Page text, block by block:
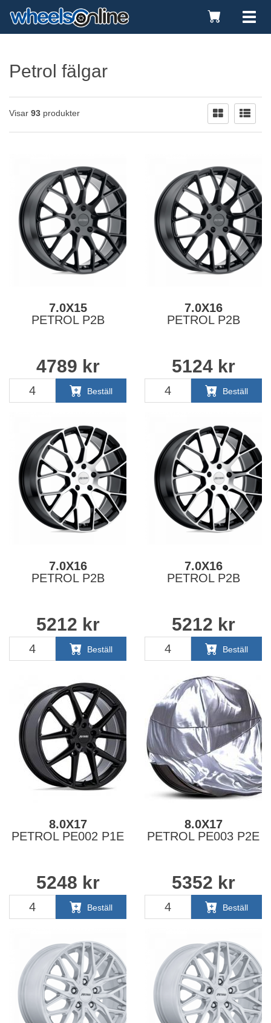
Toggle
Cart
Petrol fälgar
Visar 93 produkter
7.0X15
PETROL P2B
4789 kr
Beställ
7.0X16
PETROL P2B
5124kr
Beställ
7.0X16
PETROL P2B
5212 kr
Beställ
7.0X16
PETROL P2B
5212 kr
Beställ
8.0X17
PETROL PE002 P1E
5248 kr
Beställ
8.0X17
PETROL PE003 P2E
5352 kr
Beställ